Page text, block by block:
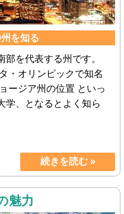
を知る
を代表する州です。
・オリンピックで知名
ージア州の位置 といっ
学、となるとよく知ら
続きを読む »
魅力